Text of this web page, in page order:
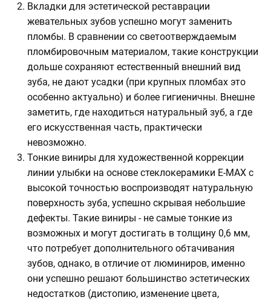
Вкладки для эстетической реставрации
жевательных зубов успешно могут заменить
пломбы. В сравнении со светоотверждаемым
пломбировочным материалом, такие конструкции
дольше сохраняют естественный внешний вид
зуба, не дают усадки (при крупных пломбах это
особенно актуально) и более гигиеничны. Внешне
заметить, где находиться натуральный зуб, а где
его искусственная часть, практически
невозможно.
Тонкие виниры для художественной коррекции
линии улыбки на основе стеклокерамики E-MAX с
высокой точностью воспроизводят натуральную
поверхность зуба, успешно скрывая небольшие
дефекты. Такие виниры - не самые тонкие из
возможных и могут достигать в толщину 0,6 мм,
что потребует дополнительного обтачивания
зубов, однако, в отличие от люминиров, именно
они успешно решают большинство эстетических
недостатков (дистопию, изменение цвета,